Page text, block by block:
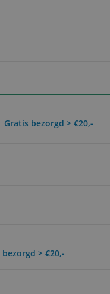
bezorgd > €20,-
> €20,-